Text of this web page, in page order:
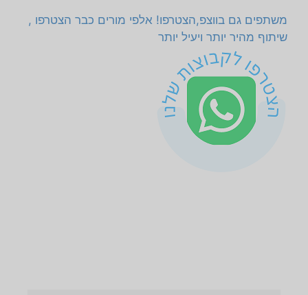
משתפים גם בווצפ,הצטרפו! אלפי מורים כבר הצטרפו ,
שיתוף מהיר יותר ויעיל יותר